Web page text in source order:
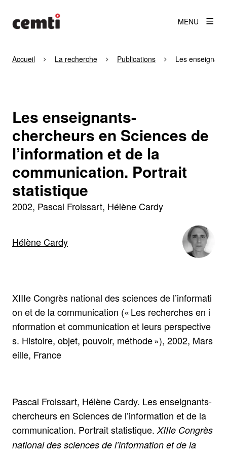
MENU
Accueil La recherche Publications Les
Les enseignants-
chercheurs en Sciences de
l’information et de la
communication. Portrait
statistique
2002 Pascal Froissart, Hélène Cardy
Hélène Cardy
XIIIe Congrès national des sciences de l’informati
on et de la communication (« Les recherches en i
nformation et communication et leurs perspective
s. Histoire, objet, pouvoir, méthode »), 2002, Mars
eille, France
Pascal Froissart, Hélène Cardy. Les enseignants-
chercheurs en Sciences de l’information et de la
communication. Portrait statistique. XIIIe Congrès
national des sciences de l’information et de la